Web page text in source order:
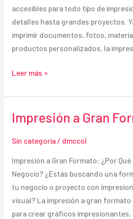
accesibles para todo tipo de
detalles hasta grandes proyectos.
imprimir documentos, fotos,
productos personalizados, la
Impresión
Leer más »
Impresión a Gran
Sin categoría/ dmccol
Impresión a Gran Formato: ¿Por
Negocio? ¿Estás buscando una
tu negocio o proyecto con
visual? La impresión a gran
para crear gráficos